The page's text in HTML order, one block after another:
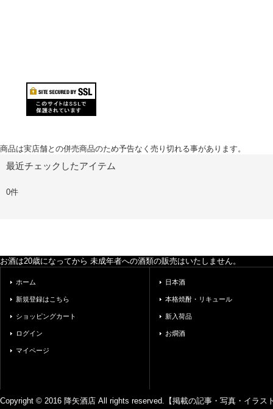
商品は実店舗との併売商品のため予告なく売り切れる事があります。
最近チェックしたアイテム
0件
お酒は20歳になってから 未成年者への酒類の販売はいたしません。
ホーム
新規登録はこちら
ショッピングカート
ログイン
マイページ
日本酒
本格焼酎・リキュール
新入荷品
お燗酒
Copyright © 2016 降矢酒店 All rights reserved.【掲載の記事・写真・イラス